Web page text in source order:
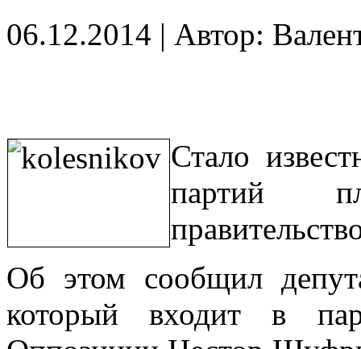
06.12.2014 | Автор:
Стало
партий
Об этом сообщил
который входит в